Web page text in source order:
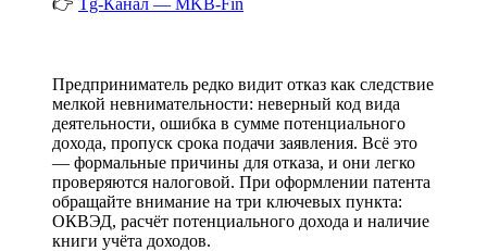
Предприниматель редко видит отказ как следствие
мелкой невнимательности: неверный код вида
деятельности, ошибка в сумме потенциального
дохода, пропуск срока подачи заявления. Всё это
— формальные причины для отказа, и они легко
проверяются налоговой. При оформлении патента
обращайте внимание на три ключевых пункта:
ОКВЭД, расчёт потенциального дохода и наличие
книги учёта доходов.